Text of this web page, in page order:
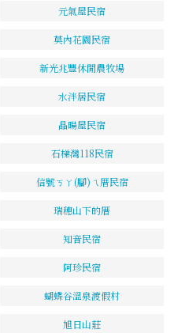
元氣屋民宿
莫內花園民宿
新光兆豐休閒農牧場
水泮居民宿
晶暘屋民宿
石梯灣118民宿
信號ㄎㄚ(腳)ㄟ厝民宿
瑞穗山下的厝
知音民宿
阿珍民宿
蝴蝶谷溫泉渡假村
旭日山莊